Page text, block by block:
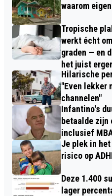
waarom
Tropische
werkt écht
graden — en
het juist erger
Hilarische
"Even lekker
channelen"
Infantino's
betaalde zijn
inclusief
Je plek in
risico op
Deze 1.400
lager